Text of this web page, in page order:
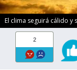
El clima seguirá cálido y
2